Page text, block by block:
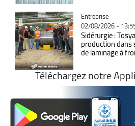
Catégorie
Entreprise
02/08/2026 -
Sidérurgie :
production dans
de laminage à
Téléchargez notre